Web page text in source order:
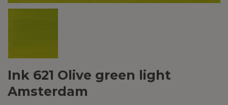
Ink 621 Olive green light
Amsterdam